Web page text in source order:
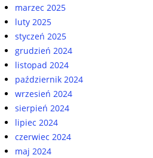
marzec 2025
luty 2025
styczeń 2025
grudzień 2024
listopad 2024
październik 2024
wrzesień 2024
sierpień 2024
lipiec 2024
czerwiec 2024
maj 2024